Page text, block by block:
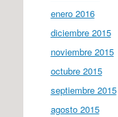
enero 2016
diciembre 2015
noviembre 2015
octubre 2015
septiembre 2015
agosto 2015